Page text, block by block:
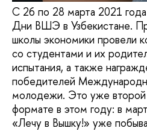
С 26 по 28 марта 2021
Дни ВШЭ в Узбекистане.
школы экономики провели
со студентами и их
испытания, а также
победителей
молодежи. Это уже второй
формате в этом году: в
«Лечу в Вышку!» уже